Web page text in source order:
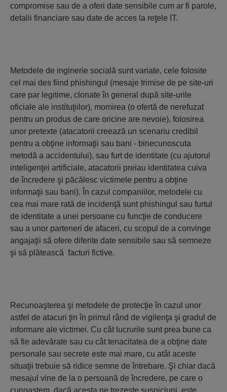
compromise sau de a oferi date sensibile cum ar fi parole,
detalii financiare sau date de acces la reţele IT.
Metodele de inginerie socială sunt variate, cele folosite
cel mai des fiind phishingul (mesaje trimise de pe site-uri
care par legitime, clonate în general după site-urile
oficiale ale instituţiilor), momirea (o ofertă de nerefuzat
pentru un produs de care oricine are nevoie), folosirea
unor pretexte (atacatorii creează un scenariu credibil
pentru a obţine informaţii sau bani - binecunoscuta
metodă a accidentului), sau furt de identitate (cu ajutorul
inteligenţei artificiale, atacatorii preiau identitatea cuiva
de încredere şi păcălesc victimele pentru a obţine
informaţii sau bani). În cazul companiilor, metodele cu
cea mai mare rată de incidenţă sunt phishingul sau furtul
de identitate a unei persoane cu funcţie de conducere
sau a unor parteneri de afaceri, cu scopul de a convinge
angajaţii să ofere diferite date sensibile sau să semneze
şi să plătească facturi fictive.
Recunoaşterea şi metodele de protecţie în cazul unor
astfel de atacuri ţin în primul rând de vigilenţa şi gradul de
informare ale victimei. Cu cât lucrurile sunt prea bune ca
să fie adevărate sau cu cât tenacitatea de a obţine date
personale sau secrete este mai mare, cu atât aceste
situaţii trebuie să ridice semne de întrebare. Şi chiar dacă
mesajul vine de la o persoană de încredere, pe care o
cunoaştem, dacă acesta ne trezeşte suspiciuni, este